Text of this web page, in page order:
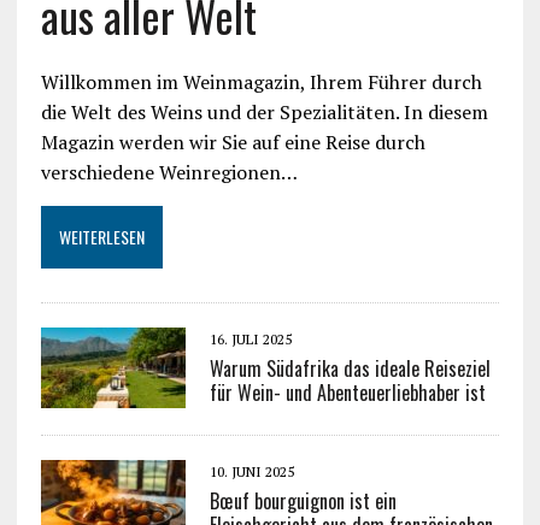
aus aller Welt
Willkommen im Weinmagazin, Ihrem Führer durch
die Welt des Weins und der Spezialitäten. In diesem
Magazin werden wir Sie auf eine Reise durch
verschiedene Weinregionen…
WEITERLESEN
16. JULI 2025
Warum Südafrika das ideale Reiseziel
für Wein- und Abenteuerliebhaber ist
10. JUNI 2025
Bœuf bourguignon ist ein